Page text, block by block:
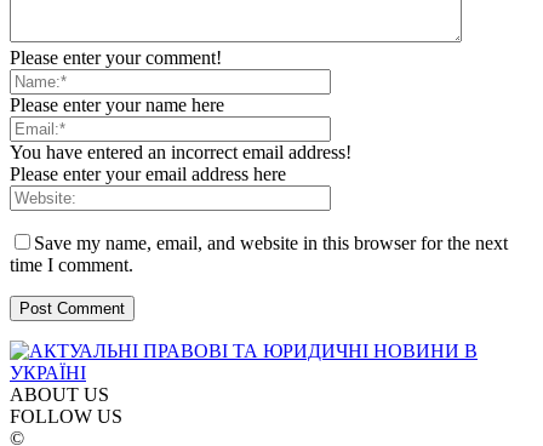
Please enter your comment!
Please enter your name here
You have entered an incorrect email address!
Please enter your email address here
Save my name, email, and website in this browser for the next
time I comment.
ABOUT US
FOLLOW US
©